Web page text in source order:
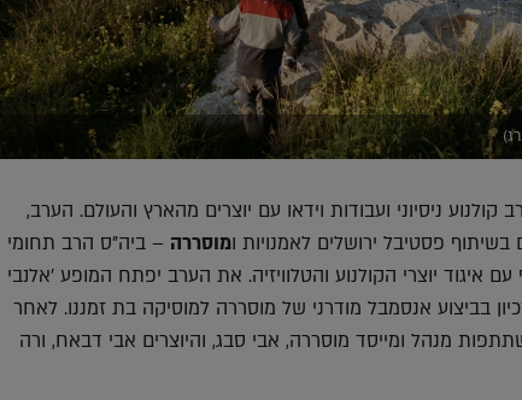
7/4, יתקיים ערב קולנוע ניסיוני ועבודות וידאו עם יוצרים מהארץ והעולם. הערב,
פסטיבל ירושלים לאמנויות ומוסררה – ביה"ס הרב תחומי
איגוד יוצרי הקולנוע והטלוויזיה. את הערב יפתח המופע 'אלנבי
בביצוע אנסמבל מודרני של מוסררה למוסיקה בת זמננו. לאחר
מנהל ומייסד מוסררה, אבי סבג, והיוצרים אבי דבאח, ורה